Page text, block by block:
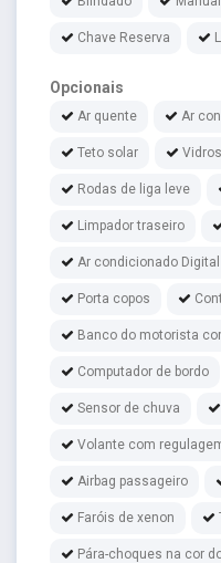
Chave Reserva
Opcionais
Ar quente Ar
Teto solar
Rodas de liga leve
Limpador traseiro
Ar condicionado Digital
Porta copos
Banco do motorista
Computador de bordo
Sensor de chuva
Volante com
Airbag passageiro
Faróis de xenon
Pára-choques na cor